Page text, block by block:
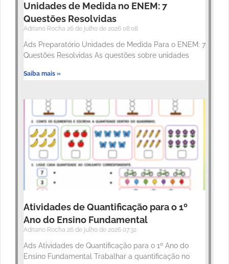
Unidades de Medida no ENEM: 7
Questões Resolvidas
Adriano Rocha 26 de julho de 2026 08:08
Ads Preparatório Unidades de Medida Para o ENEM: 7
Questões Resolvidas As questões sobre unidades
Saiba mais »
Atividades de Quantificação para o 1º
Ano do Ensino Fundamental
Adriano Rocha 26 de julho de 2026 07:32
Ads Atividades de Quantificação para o 1º Ano do
Ensino Fundamental Trabalhar a quantificação no